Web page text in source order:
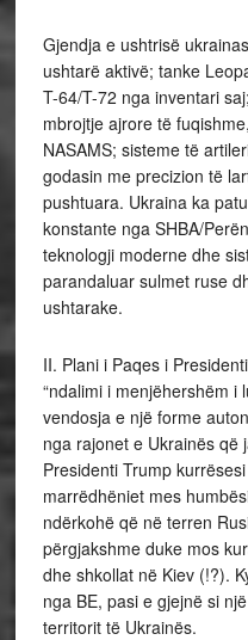
Gjendja e ushtrisë
ushtarë aktivë; tanke
T-64/T-72 nga inventari
mbrojtje ajrore të
NASAMS; sisteme të
godasin me precizion të
pushtuara. Ukraina ka
konstante nga SHBA/
teknologji moderne dhe
parandaluar sulmet ruse
ushtarake.
II. Plani i Paqes i
“ndalimi i menjëhershëm i
vendosja e një forme
nga rajonet e Ukrainës që
Presidenti Trump
marrëdhëniet mes
ndërkohë që në terren
përgjakshme duke mos
dhe shkollat në Kiev (!?).
nga BE, pasi e gjejnë si
territorit të Ukrainës.